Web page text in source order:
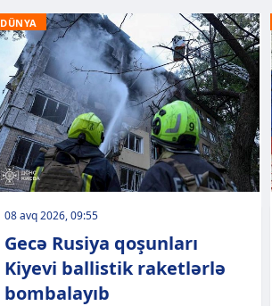
DÜNYA
08 avq 2026, 09:55
Gecə Rusiya qoşunları
Kiyevi ballistik raketlərlə
bombalayıb